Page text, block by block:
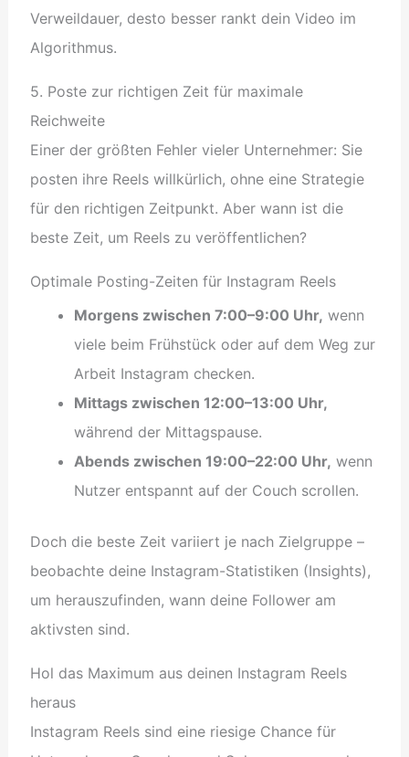
Verweildauer, desto besser rankt dein Video im
Algorithmus.
5. Poste zur richtigen Zeit für maximale
Reichweite
Einer der größten Fehler vieler Unternehmer: Sie
posten ihre Reels willkürlich, ohne eine Strategie
für den richtigen Zeitpunkt. Aber wann ist die
beste Zeit, um Reels zu veröffentlichen?
Optimale Posting-Zeiten für Instagram Reels
Morgens zwischen 7:00–9:00 Uhr, wenn
viele beim Frühstück oder auf dem Weg zur
Arbeit Instagram checken.
Mittags zwischen 12:00–13:00 Uhr,
während der Mittagspause.
Abends zwischen 19:00–22:00 Uhr, wenn
Nutzer entspannt auf der Couch scrollen.
Doch die beste Zeit variiert je nach Zielgruppe –
beobachte deine Instagram-Statistiken (Insights),
um herauszufinden, wann deine Follower am
aktivsten sind.
Hol das Maximum aus deinen Instagram Reels
heraus
Instagram Reels sind eine riesige Chance für